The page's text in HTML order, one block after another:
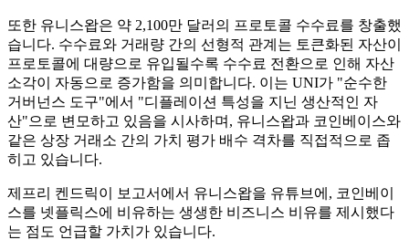
또한 유니스왑은 약 2,100만 달러의 프로토콜 수수료를 창출했
습니다. 수수료와 거래량 간의 선형적 관계는 토큰화된 자산이
프로토콜에 대량으로 유입될수록 수수료 전환으로 인해 자산
소각이 자동으로 증가함을 의미합니다. 이는 UNI가 "순수한
거버넌스 도구"에서 "디플레이션 특성을 지닌 생산적인 자
산"으로 변모하고 있음을 시사하며, 유니스왑과 코인베이스와
같은 상장 거래소 간의 가치 평가 배수 격차를 직접적으로 좁
히고 있습니다.
제프리 켄드릭이 보고서에서 유니스왑을 유튜브에, 코인베이
스를 넷플릭스에 비유하는 생생한 비즈니스 비유를 제시했다
는 점도 언급할 가치가 있습니다.